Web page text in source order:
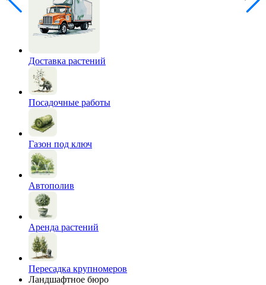
Доставка растений
Посадочные работы
Газон под ключ
Автополив
Аренда растений
Пересадка крупномеров
Ландшафтное бюро